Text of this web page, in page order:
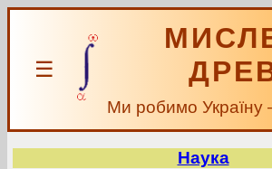
☰
Ми робимо Україну
Наука